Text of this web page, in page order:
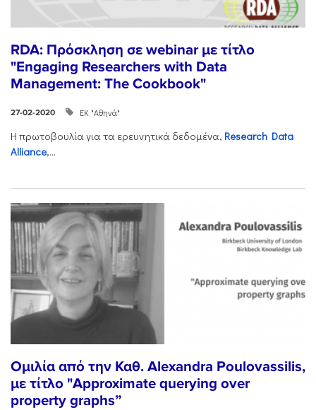
RDA: Πρόσκληση σε webinar με τίτλο
"Engaging Researchers with Data
Management: The Cookbook"
27-02-2020 ΕΚ "Αθηνά"
Η πρωτοβουλία για τα ερευνητικά δεδομένα, Research Data
Alliance,...
Ομιλία από την Καθ. Alexandra Poulovassilis,
με τίτλο "Approximate querying over
property graphs”